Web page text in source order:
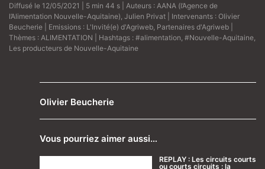
Diffusé le 12/05/2021 | 5 min 44 s | Auteurs : AANA (l’Agence de
l’Alimentation Nouvelle-Aquitaine) Julien Privat | Intervenants : Olivier
Beucherie | Emissions : L'Invité(e) d'Agriweb Partenaires d'Agriweb
Thèmes : ALIMENTATION | Hashtags : #alimentation #Nouvelle-Aquitaine
Les producteurs de Nouvelle-Aquitaine
Olivier Beucherie
Vous pourriez aimer aussi…
REPLAY : Les circuits courts
ou courts circuits : la